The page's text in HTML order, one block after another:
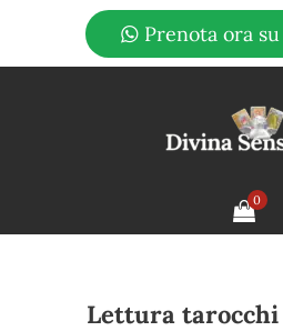
Prenota ora
0
Lettura tarocchi